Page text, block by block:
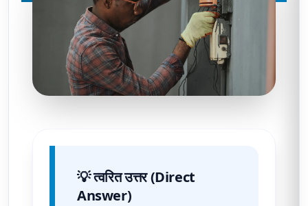
💡 त्वरित उत्तर (Direct
Answer)